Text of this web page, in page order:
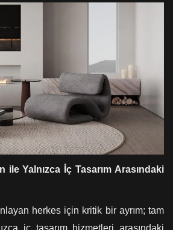
ile Yalnızca İç Tasarım Arasındaki
herkes için kritik bir ayrım; tam
iç tasarım hizmetleri arasındaki